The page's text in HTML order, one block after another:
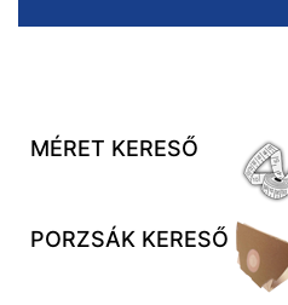
MÉRET KERESŐ
PORZSÁK KERESŐ